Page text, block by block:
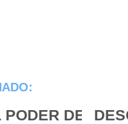
PODER DE LA